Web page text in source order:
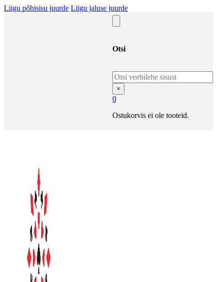
Liigu põhisisu juurde Liigu jaluse juurde
Otsi
Otsi
×
0
Ostukorvis ei ole tooteid.